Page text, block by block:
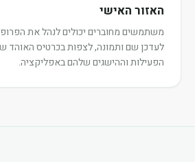
האזור האישי
משתמשים מחוברים יכולים לנהל את
לעדכן שם ותמונה, לצפות בכרטיס האוהד
הפעילות וההישגים שלהם באפליקציה.